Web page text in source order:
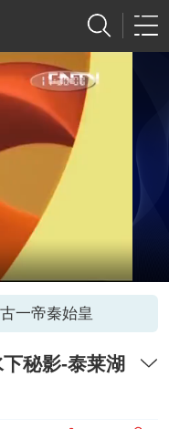
一帝秦始皇
秘影-泰莱湖